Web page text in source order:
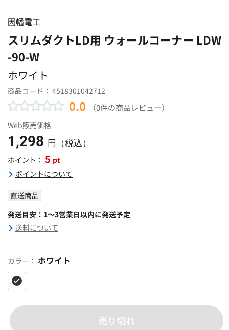
因幡電工
スリムダクトLD用 ウォールコーナー LDW
-90-W
ホワイト
商品コード： 4518301042712
0.0 （0件の商品レビュー）
Web販売価格
1,298 円（税込）
ポイント： 5 pt
ポイントについて
直送商品
発送目安：1～3営業日以内に発送予定
送料について
カラー： ホワイト
売り切れ